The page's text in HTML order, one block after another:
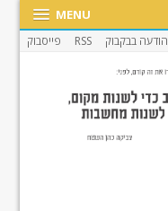
MENU
הודעה בבקבוק RSS פייסבוק